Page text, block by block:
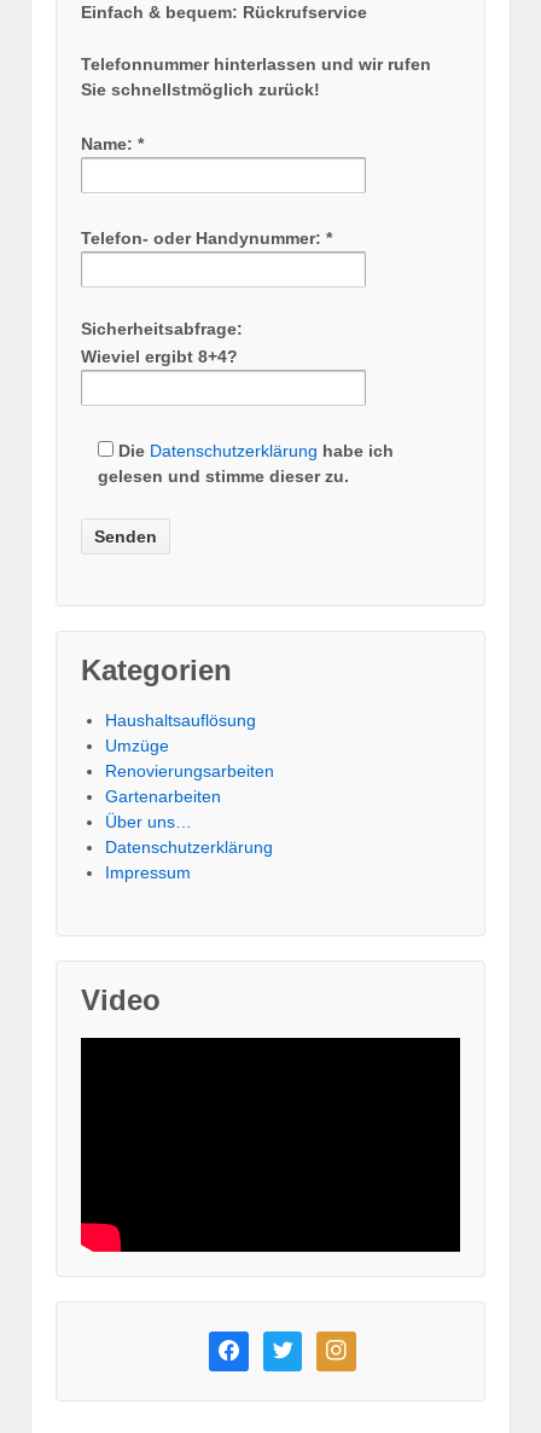
Einfach & bequem: Rückrufservice
Telefonnummer hinterlassen und wir rufen
Sie schnellstmöglich zurück!
Name: *
Telefon- oder Handynummer: *
Sicherheitsabfrage:
Wieviel ergibt 8+4?
Die Datenschutzerklärung habe ich
gelesen und stimme dieser zu.
Kategorien
Haushaltsauflösung
Umzüge
Renovierungsarbeiten
Gartenarbeiten
Über uns…
Datenschutzerklärung
Impressum
Video
facebooktwitter instagram